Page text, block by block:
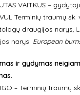
VAITKUS –
Terminių traumų sk.
draugijos narys,
narys. European
ir gydymas
– Terminių traumų